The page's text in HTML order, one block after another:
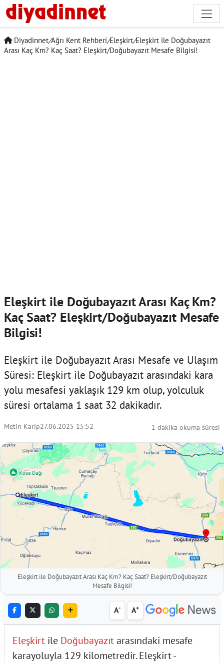
Diyadinnet/Ağrı Kent Rehberi/Eleşkirt/Eleşkirt ile Doğubayazıt
Arası Kaç Km? Kaç Saat? Eleşkirt/Doğubayazıt Mesafe Bilgisi!
Eleşkirt ile Doğubayazıt Arası Kaç Km?
Kaç Saat? Eleşkirt/Doğubayazıt Mesafe
Bilgisi!
Eleşkirt ile Doğubayazıt Arası Mesafe ve Ulaşım
Süresi: Eleşkirt ile Doğubayazıt arasındaki kara
yolu mesafesi yaklaşık 129 km olup, yolculuk
süresi ortalama 1 saat 32 dakikadır.
Metin Karip27.06.2025 15:52 1 dakika okuma süresi
Eleşkirt ile Doğubayazıt Arası Kaç Km? Kaç Saat? Eleşkirt/Doğubayazıt
Mesafe Bilgisi!
A- A+
Eleşkirt ile Doğubayazıtarasındaki mesafe
karayoluyla 129 kilometredir. Eleşkirt -